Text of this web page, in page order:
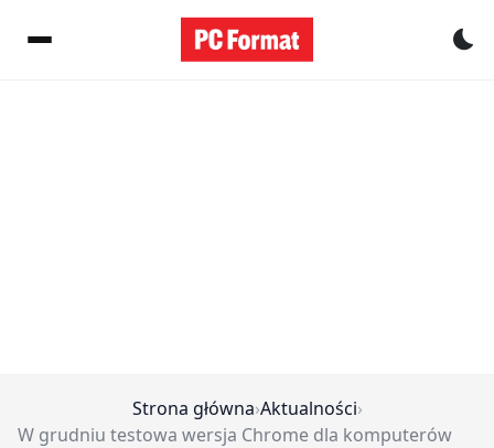
Strona główna›Aktualności›
W grudniu testowa wersja Chrome dla komputerów